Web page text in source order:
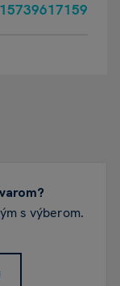
s výberom.